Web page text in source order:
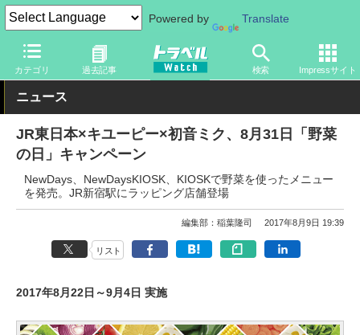
Powered by Translate
カテゴリ 過去記事 検索 Impressサイト
トラベル Watch 企業・政府・官庁 鉄道 JR
ニュース
JR東日本×キユーピー×初音ミク、8月31日「野菜
の日」キャンペーン
NewDays、NewDaysKIOSK、KIOSKで野菜を使ったメニュー
を発売。JR新宿駅にラッピング店舗登場
編集部：稲葉隆司 2017年8月9日 19:39
リスト
2017年8月22日～9月4日 実施